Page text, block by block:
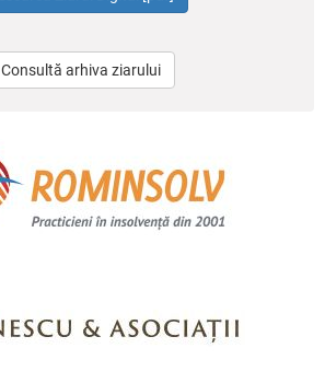
Consultă arhiva ziarului